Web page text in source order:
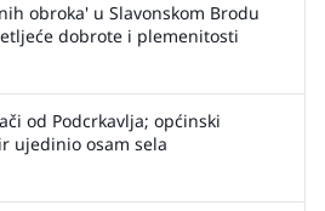
obroka' u Slavonskom Brodu
dobrote i plemenitosti
od Podcrkavlja; općinski
ujedinio osam sela